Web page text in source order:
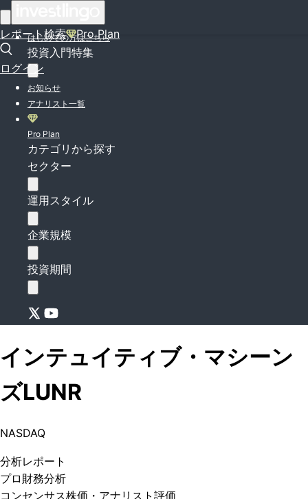
レポート検索 Pro Plan
ログイン
はじめての方はこちら
投資入門特集
お知らせ
アナリスト一覧
Pro Plan
カテゴリから探す
セクター
運用スタイル
企業規模
投資期間
インテュイティブ・マシーン
ズLUNR
NASDAQ
分析レポート
プロ 財務分析
コンセンサス株価 ・アナリスト評価